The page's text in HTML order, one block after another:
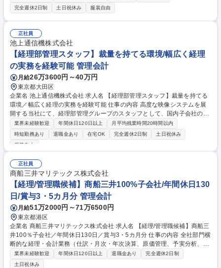
として事業部と経営者の意思決定を支援いただきます。 【業務内容】■売
上および損益の管理/システム入力/分析■経費/費用承認/モニタリング■月
次・四半期・年次決算業務■経理及び財務会計業務全般 等 【やりがい】IF
RS基準で親会社への報告を行っているおり、グローバルな会計基準の経
験が可能です。また会社として急成長しているフェーズのため、様々な関
連業務を担当しながら専門的な会計担当者(経理担当者)として成長するこ
とが出来ます。 募集職種 【経理担当】財務会計の経験者歓迎！韓国No.1
エンターテイメント企業
完全週休2日制
土日祝休み 服装自由
正社員
池上通信機株式会社
【経理部管理スタッフ】裁量を持てる環境/幅広く経理
の実務を経験可能 管理会計
月給26万3600円～40万円
東京都大田区
企業名 池上通信機株式会社 求人名 【経理部管理スタッフ】裁量を持てる
環境／幅広く経理の実務を経験可能 仕事の内容 高度な映像システムを展
開する当社にて、経理部管理グループのスタッフとして、国内子会社の損
益取りまとめや予算データ集計、親会社の管理会計業務も一部行い、内部
意思決定を支援し経営に貢献していただきます。 ■子会社予算策定 ■管理
会計仕訳とデータ出力 ■予算実績管理 ■監査対応と棚卸実査 ■親会社管理
支援し経営効率の向上に貢献できます。子会社経営に近い立場で裁量を持
った業務が可能です。将来は希望に応じ業務ローテーションも行えます。
募集職種 【経理部管理スタッフ】裁量を持てる環境／幅広く経理の実務を
経験可能
業界未経験歓迎 年間休日120日以上
月平均残業時間20時間以内
時短勤務あり
退職金あり 在宅OK 完全週休2日制
土日祝休み
服装自由
正社員
商船三井マリテックス株式会社
【経理/管理職候補】商船三井100%子会社/年間休日130
日/賞与3・5カ月分 管理会計
月給51万2000円～71万6500円
東京都港区
企業名 商船三井マリテックス株式会社 求人名 【経理/管理職候補】商船三
井100％子会社／年間休日130日／賞与3・5カ月分 仕事の内容 全社部門横
断的な経理・会計業務（仕訳・月次・年次決算、原価管理、予実分析、会
計監査対応 等）を中心に担っていただきます。業務改善やシステム導入の
サポート、部内の中核メンバーとしての活躍を期待します。 ・会計ソフト
業界未経験歓迎 年間休日120日以上 退職金あり
完全週休2日制
土日祝休み